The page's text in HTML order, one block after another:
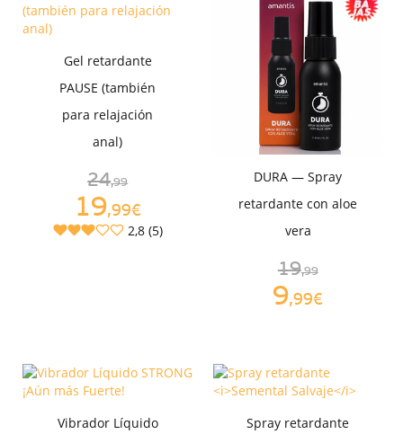
Gel retardante
PAUSE (también
para relajación
anal)
24,99
19,99€
2,8 (5)
DURA — Spray
retardante con aloe
vera
19,99
9,99€
Vibrador Líquido
Spray retardante